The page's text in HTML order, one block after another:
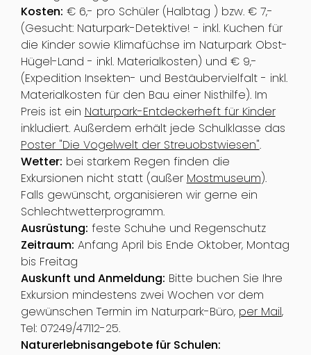
Kosten: € 6,- pro Schüler (Halbtag ) bzw. € 7,-
(Gesucht: Naturpark-Detektive! - inkl. Kuchen für
die Kinder sowie Klimafüchse im Naturpark Obst-
Hügel-Land - inkl. Materialkosten) und € 9,-
(Expedition Insekten- und Bestäubervielfalt - inkl.
Materialkosten für den Bau einer Nisthilfe). Im
Preis ist ein Naturpark-Entdeckerheft für Kinder
inkludiert. Außerdem erhält jede Schulklasse das
Poster "Die Vogelwelt der Streuobstwiesen".
Wetter: bei starkem Regen finden die
Exkursionen nicht statt (außer Mostmuseum).
Falls gewünscht, organisieren wir gerne ein
Schlechtwetterprogramm.
Ausrüstung: feste Schuhe und Regenschutz
Zeitraum: Anfang April bis Ende Oktober, Montag
bis Freitag
Auskunft und Anmeldung: Bitte buchen Sie Ihre
Exkursion mindestens zwei Wochen vor dem
gewünschen Termin im Naturpark-Büro, per Mail,
Tel: 07249/47112-25.
Naturerlebnisangebote für Schulen: